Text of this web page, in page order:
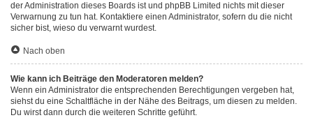
der Administration dieses Boards ist und phpBB Limited nichts mit dieser
Verwarnung zu tun hat. Kontaktiere einen Administrator, sofern du die nicht
sicher bist, wieso du verwarnt wurdest.
Nach oben
Wie kann ich Beiträge den Moderatoren melden?
Wenn ein Administrator die entsprechenden Berechtigungen vergeben hat,
siehst du eine Schaltfläche in der Nähe des Beitrags, um diesen zu melden.
Du wirst dann durch die weiteren Schritte geführt.